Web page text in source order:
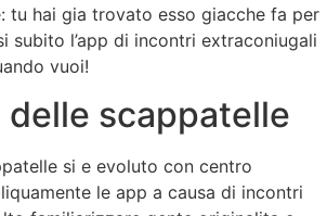
tu hai gia trovato esso giacche fa per
subito l’app di incontri extraconiugali
vuoi!
delle scappatelle
si e evoluto con centro
le app a causa di incontri